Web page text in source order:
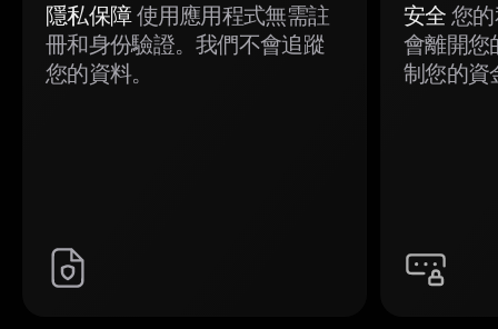
隱私保障使用應用程式無需註
冊和身份驗證。我們不會追蹤
您的資料。
安全 您
會離開您
制您的資